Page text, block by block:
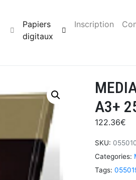
Papiers
digitaux
Inscription
A3+
122.36€
SKU:
Categories:
Tags: